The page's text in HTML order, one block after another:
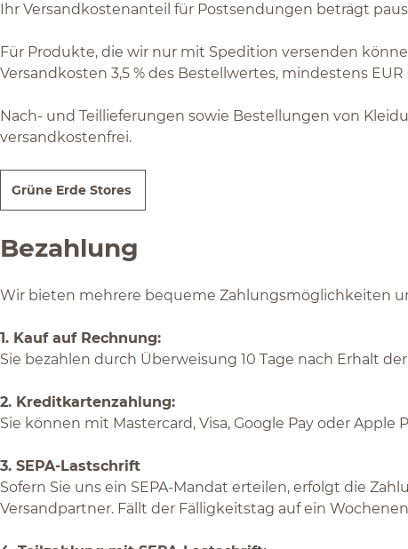
Ihr Versandkostenanteil für Postsendungen beträgt
Für Produkte, die wir nur mit Spedition versenden
Versandkosten 3,5 % des Bestellwertes, mindestens
Nach- und Teillieferungen sowie Bestellungen von
versandkostenfrei.
Grüne Erde Stores
Bezahlung
Wir bieten mehrere bequeme Zahlungsmöglichkeiten
1. Kauf auf Rechnung:
Sie bezahlen durch Überweisung 10 Tage nach Erhalt
2. Kreditkartenzahlung:
Sie können mit Mastercard, Visa, Google Pay oder
3. SEPA-Lastschrift
Sofern Sie uns ein SEPA-Mandat erteilen, erfolgt die
Versandpartner. Fällt der Fälligkeitstag auf ein